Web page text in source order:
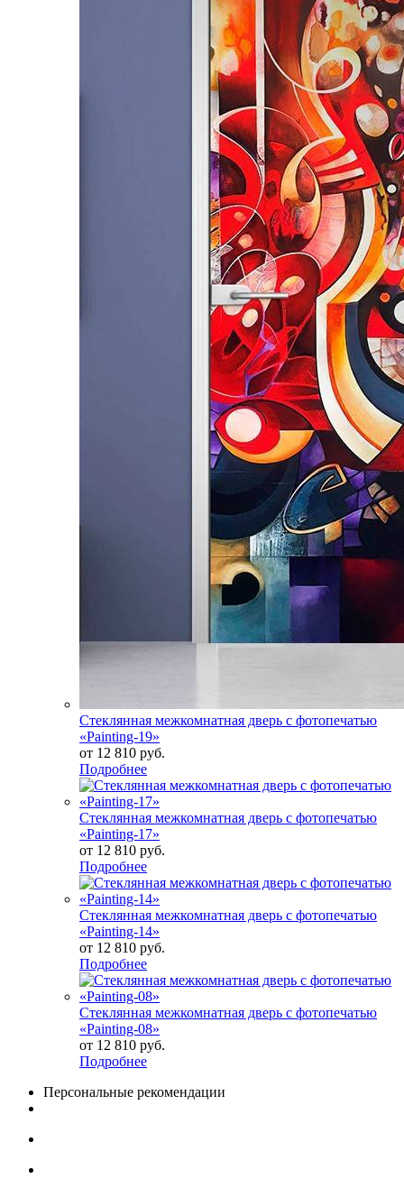
Стеклянная межкомнатная дверь с фотопечатью
«Painting-19»
от 12 810 руб.
Подробнее
Стеклянная межкомнатная дверь с фотопечатью
«Painting-17»
от 12 810 руб.
Подробнее
Стеклянная межкомнатная дверь с фотопечатью
«Painting-14»
от 12 810 руб.
Подробнее
Стеклянная межкомнатная дверь с фотопечатью
«Painting-08»
от 12 810 руб.
Подробнее
Персональные рекомендации